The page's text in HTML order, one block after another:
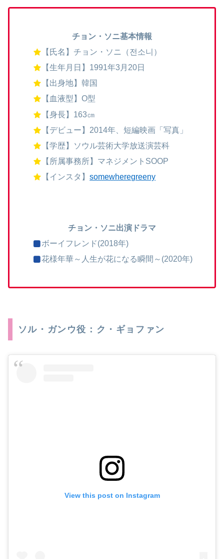
チョン・ソニ基本情報
【氏名】チョン・ソニ（전소니）
【生年月日】1991年3月20日
【出身地】韓国
【血液型】O型
【身長】163㎝
【デビュー】2014年、短編映画「写真」
【学歴】ソウル芸術大学放送演芸科
【所属事務所】マネジメントSOOP
【インスタ】somewheregreeny
チョン・ソニ出演ドラマ
ボーイフレンド(2018年)
花様年華～人生が花になる瞬間～(2020年)
ソル・ガンウ役：ク・ギョファン
View this post on Instagram